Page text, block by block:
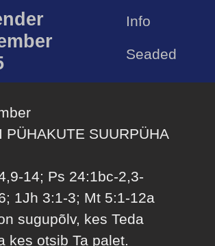
Info
Seaded
PÜHAKUTE SUURPÜHA
14; Ps 24:1bc-2,3-
1Jh 3:1-3; Mt 5:1-12a
sugupõlv, kes Teda
kes otsib Ta palet.